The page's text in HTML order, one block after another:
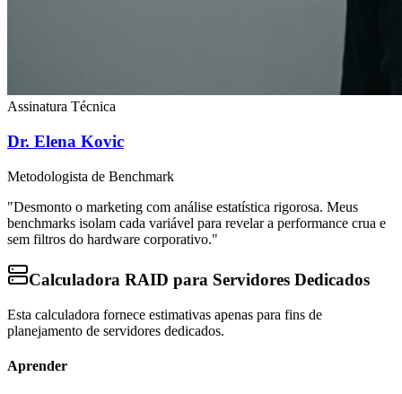
Assinatura Técnica
Dr. Elena Kovic
Metodologista de Benchmark
"Desmonto o marketing com análise estatística rigorosa. Meus
benchmarks isolam cada variável para revelar a performance crua e
sem filtros do hardware corporativo."
Calculadora RAID para Servidores Dedicados
Esta calculadora fornece estimativas apenas para fins de
planejamento de servidores dedicados.
Aprender